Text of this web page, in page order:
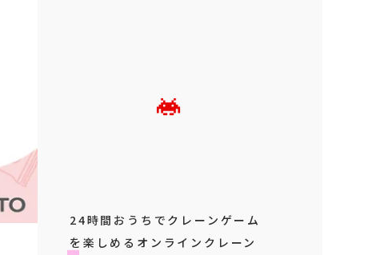
24時間おうちでクレーンゲーム
を楽しめるオンラインクレーン